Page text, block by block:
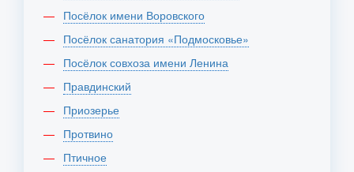
Посёлок имени Воровского
Посёлок санатория «Подмосковье»
Посёлок совхоза имени Ленина
Правдинский
Приозерье
Протвино
Птичное